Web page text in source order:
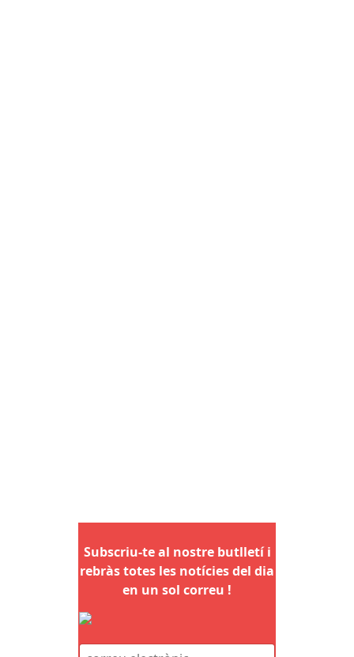
Subscriu-te al nostre butlletí i
rebràs totes les notícies del dia
en un sol correu !